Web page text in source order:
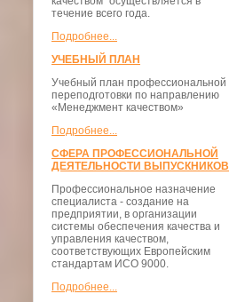
течение всего года.
Подробнее...
УЧЕБНЫЙ ПЛАН
Учебный план профессиональной
переподготовки по направлению
«Менеджмент качеством»
Подробнее...
СФЕРА ПРОФЕССИОНАЛЬНОЙ
ДЕЯТЕЛЬНОСТИ ВЫПУСКНИКОВ
Профессиональное назначение
специалиста - создание на
предприятии, в организации
системы обеспечения качества и
управления качеством,
соответствующих Европейским
стандартам ИСО 9000.
Подробнее...